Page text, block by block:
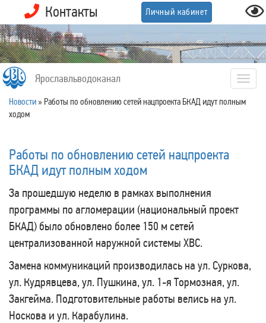
Контакты Личный кабинет
Ярославльводоканал
Новости » Работы по обновлению сетей нацпроекта БКАД идут полным
ходом
Работы по обновлению сетей нацпроекта
БКАД идут полным ходом
За прошедшую неделю в рамках выполнения
программы по агломерации (национальный проект
БКАД) было обновлено более 150 м сетей
централизованной наружной системы ХВС.
Замена коммуникаций производилась на ул. Суркова,
ул. Кудрявцева, ул. Пушкина, ул. 1-я Тормозная, ул.
Закгейма. Подготовительные работы велись на ул.
Носкова и ул. Карабулина.